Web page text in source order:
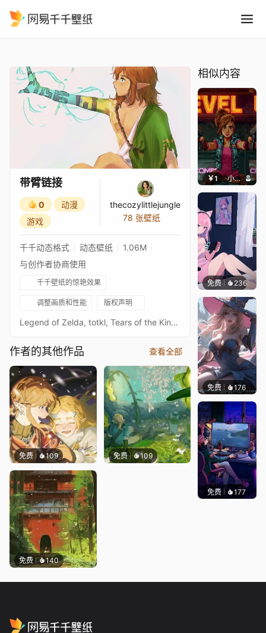
带臂链接
0
动漫
游戏
thecozylittlejungle
78 张壁纸
千千动态格式 动态壁纸
1.06M
与创作者协商使用
千千壁纸的惊艳效果
调整画质和性能 版权声明
Legend of Zelda, totkl, Tears of the Kindom
作者的其他作品 查看全部
免费 109 免费 109
免费 140
相似内容
￥1 小鹿子
免费 236好看
免费 176｡
免费 177